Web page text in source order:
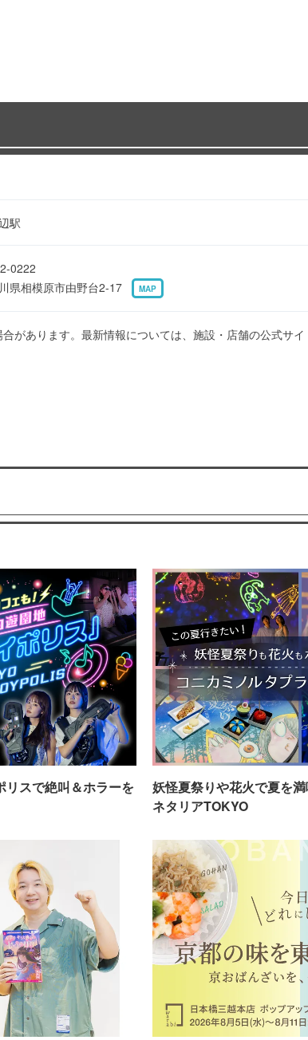
駅
0222
県相模原市由野台2-17
MAP
があります。最新情報については、施設・店舗の公式サイ
スで絶叫＆ホラーを
妖怪夏祭りや花火で夏を
ネタリアTOKYO